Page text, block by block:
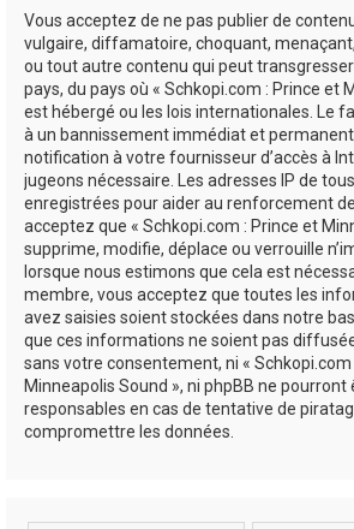
Vous acceptez de ne pas publier de
vulgaire, diffamatoire, choquant,
ou tout autre contenu qui peut
pays, du pays où « Schkopi.com : Prince et
est hébergé ou les lois internationales. Le
à un bannissement immédiat et
notification à votre fournisseur d’accès à
jugeons nécessaire. Les adresses IP de
enregistrées pour aider au renforcement
acceptez que « Schkopi.com : Prince et
supprime, modifie, déplace ou verrouille
lorsque nous estimons que cela est
membre, vous acceptez que toutes les
avez saisies soient stockées dans notre
que ces informations ne soient pas
sans votre consentement, ni « Schkopi.com
Minneapolis Sound », ni phpBB ne
responsables en cas de tentative de
compromettre les données.